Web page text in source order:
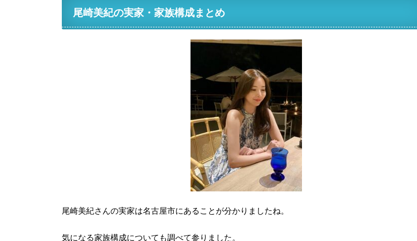
尾崎美紀の実家・家族構成まとめ
尾崎美紀さんの実家は名古屋市にあることが分かりましたね。
気になる家族構成についても調べて参りました。